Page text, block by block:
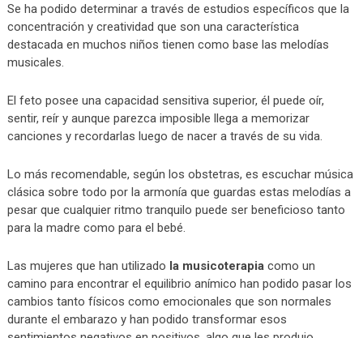
Se ha podido determinar a través de estudios específicos que la
concentración y creatividad que son una característica
destacada en muchos niños tienen como base las melodías
musicales.
El feto posee una capacidad sensitiva superior, él puede oír,
sentir, reír y aunque parezca imposible llega a memorizar
canciones y recordarlas luego de nacer a través de su vida.
Lo más recomendable, según los obstetras, es escuchar música
clásica sobre todo por la armonía que guardas estas melodías a
pesar que cualquier ritmo tranquilo puede ser beneficioso tanto
para la madre como para el bebé.
Las mujeres que han utilizado la musicoterapiacomo un
camino para encontrar el equilibrio anímico han podido pasar los
cambios tanto físicos como emocionales que son normales
durante el embarazo y han podido transformar esos